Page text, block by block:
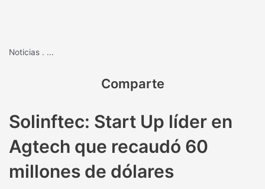
Noticias . ...
Comparte
Solinftec: Start Up líder en
Agtech que recaudó 60
millones de dólares